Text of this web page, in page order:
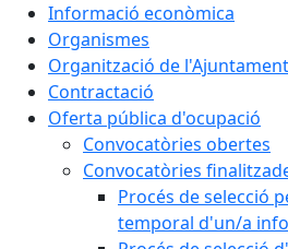
Informació econòmica
Organismes
Organització de l'Ajuntament
Contractació
Oferta pública d'ocupació
Convocatòries obertes
Convocatòries
Procés de selecció
temporal d'un/a